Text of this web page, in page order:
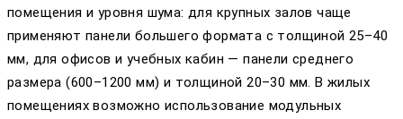
помещения и уровня шума: для крупных залов чаще
применяют панели большего формата с толщиной 25–40
мм, для офисов и учебных кабин — панели среднего
размера (600–1200 мм) и толщиной 20–30 мм. В жилых
помещениях возможно использование модульных